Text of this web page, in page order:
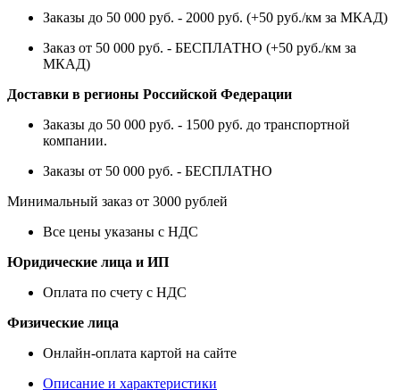
Заказы до 50 000 руб. - 2000 руб. (+50 руб./км за МКАД)
Заказ от 50 000 руб. - БЕСПЛАТНО (+50 руб./км за
МКАД)
Доставки в регионы Российской Федерации
Заказы до 50 000 руб. - 1500 руб. до транспортной
компании.
Заказы от 50 000 руб. - БЕСПЛАТНО
Минимальный заказ от 3000 рублей
Все цены указаны с НДС
Юридические лица и ИП
Оплата по счету с НДС
Физические лица
Онлайн-оплата картой на сайте
Описание и характеристики